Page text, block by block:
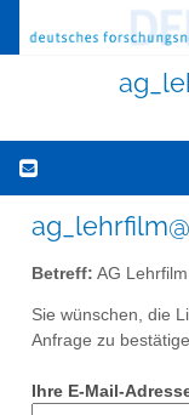
Betreff: AG Lehrfilm
Sie wünschen, die
Anfrage zu
Ihre E-Mail-